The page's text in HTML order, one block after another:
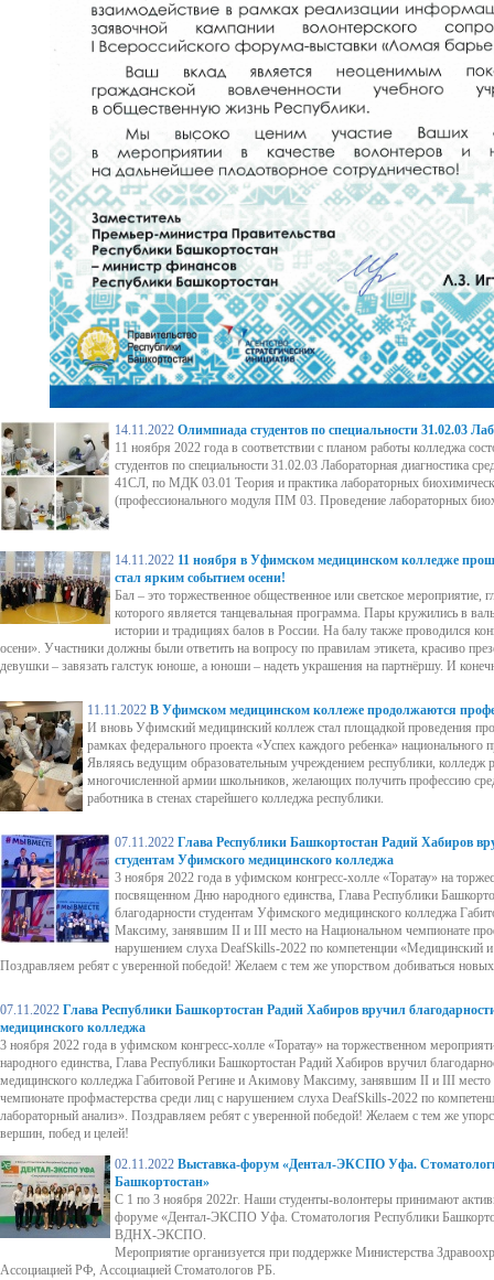
14.11.2022 Олимпиада студентов по специальности 31.02.03
11 ноября 2022 года в соответствии с планом работы колледжа
студентов по специальности 31.02.03 Лабораторная диагностика
41СЛ, по МДК 03.01 Теория и практика лабораторных
(профессионального модуля ПМ 03. Проведение лабораторных
14.11.2022 11 ноября в Уфимском медицинском колледже
стал ярким событием осени!
Бал – это торжественное общественное или светское мероприятие,
которого является танцевальная программа. Пары кружились в
истории и традициях балов в России. На балу также проводился
осени». Участники должны были ответить на вопросу по правилам этикета, красиво
девушки – завязать галстук юноше, а юноши – надеть украшения на партнёршу. И
11.11.2022 В Уфимском медицинском коллеже продолжаются
И вновь Уфимский медицинский коллеж стал площадкой проведения
рамках федерального проекта «Успех каждого ребенка» национального
Являясь ведущим образовательным учреждением республики, колледж
многочисленной армии школьников, желающих получить профессию
работника в стенах старейшего колледжа республики.
07.11.2022 Глава Республики Башкортостан Радий Хабиров
студентам Уфимского медицинского колледжа
3 ноября 2022 года в уфимском конгресс-холле «Торатау» на
посвященном Дню народного единства, Глава Республики
благодарности студентам Уфимского медицинского колледжа
Максиму, занявшим II и III место на Национальном чемпионате
нарушением слуха DeafSkills-2022 по компетенции «Медицинский
Поздравляем ребят с уверенной победой! Желаем с тем же упорством добиваться
07.11.2022 Глава Республики Башкортостан Радий Хабиров вручил
медицинского колледжа
3 ноября 2022 года в уфимском конгресс-холле «Торатау» на торжественном
народного единства, Глава Республики Башкортостан Радий Хабиров вручил
медицинского колледжа Габитовой Регине и Акимову Максиму, занявшим II и III
чемпионате профмастерства среди лиц с нарушением слуха DeafSkills-2022 по
лабораторный анализ». Поздравляем ребят с уверенной победой! Желаем с тем же
вершин, побед и целей!
02.11.2022 Выставка-форум «Дентал-ЭКСПО Уфа.
Башкортостан»
С 1 по 3 ноября 2022г. Наши студенты-волонтеры принимают
форуме «Дентал-ЭКСПО Уфа. Стоматология Республики
ВДНХ-ЭКСПО.
Мероприятие организуется при поддержке Министерства
Ассоциацией РФ, Ассоциацией Стоматологов РБ.